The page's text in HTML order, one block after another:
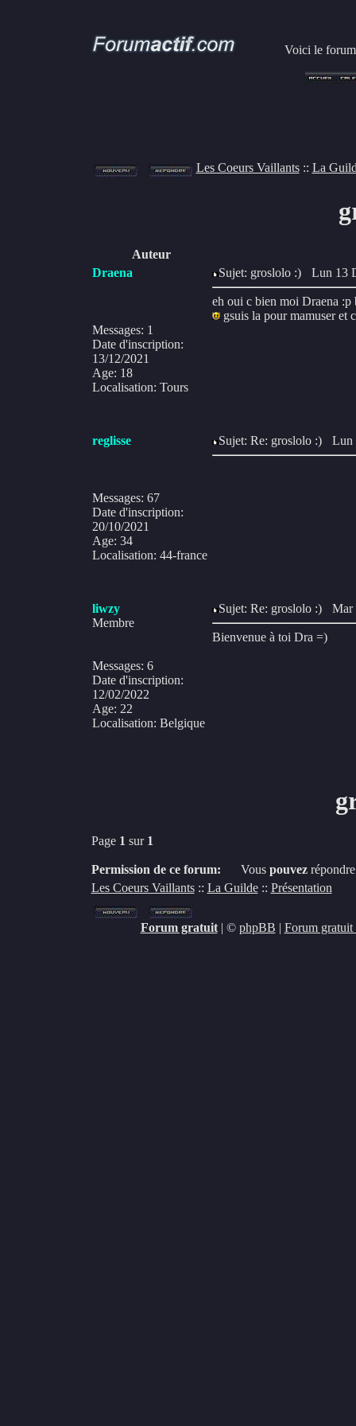
Voici le
Les Coeurs Vaillants:: La
Auteur
Draena
Messages: 1
Date d'inscription:
13/12/2021
Age: 18
Localisation: Tours
Sujet: groslolo :) Lun 13
eh oui c bien moi Draena :p
gsuis la pour mamuser et
reglisse
Messages: 67
Date d'inscription:
20/10/2021
Age: 34
Localisation: 44-france
Sujet: Re: groslolo :) Lun
liwzy
Membre
Messages: 6
Date d'inscription:
12/02/2022
Age: 22
Localisation: Belgique
Sujet: Re: groslolo :) Mar
Bienvenue à toi Dra =)
Page 1 sur 1
Permission de ce forum: Vous pouvezrépondre
Les Coeurs Vaillants:: La Guilde:: Présentation
Forum gratuit| © phpBB | Forum gratuit